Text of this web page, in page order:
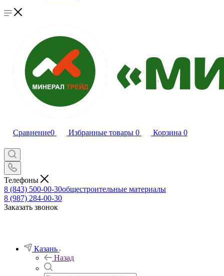
Сравнение0 Избранные товары 0 Корзина 0
Телефоны
8 (843) 500-00-30общестроительные материалы
8 (987) 284-00-30
Заказать звонок
Казань
Назад